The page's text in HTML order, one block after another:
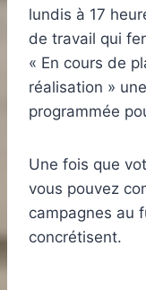
lundis à 17
de travail qui
« En cours de
réalisation »
programmée
Une fois que
vous pouvez
campagnes au
concrétisent.